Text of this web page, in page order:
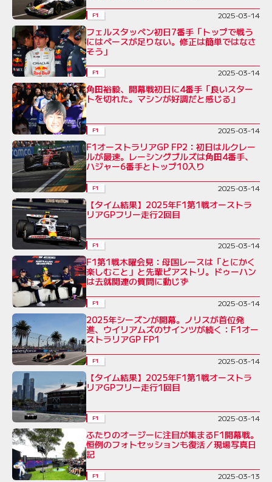
F1 2025-03-14
フェルスタッペン初日7番手「トップで戦う
にはペースが足りない。修正は簡単ではなさ
そう」
F1 2025-03-14
角田裕毅、開幕戦初日に4番手「良いスター
トを切れた。マシンが好調だと感じる」
F1 2025-03-14
F1オーストラリアGP FP2：初日はルクレー
ルが最速。レーシングブルズは角田4番手、
ハジャー6番手とトップ10入り
F1 2025-03-14
【タイム結果】2025年F1第1戦オーストラ
リアGPフリー走行2回目
F1 2025-03-14
F1第1戦木曜会見：母国レースは「とにかく
楽しむこと」と先輩ピアストリ。ドゥーハン
は去就関連の質問に動じず
F1 2025-03-14
2025年シーズンが開幕。ノリスが首位発
進、ウイリアムズのサインツが続く：F1オー
ストラリアGP FP1
F1 2025-03-14
【タイム結果】2025年F1第1戦オーストラ
リアGPフリー走行1回目
F1 2025-03-14
ふたりのオージーに注目が集まるF1開幕戦。
恒例のフォトセッションも復活／現場写真日
記
F1 2025-03-13